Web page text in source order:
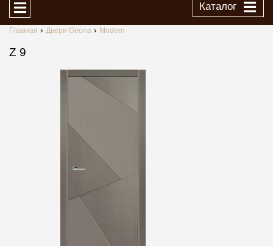
Каталог
Главная Двери Geona Modern
Z 9